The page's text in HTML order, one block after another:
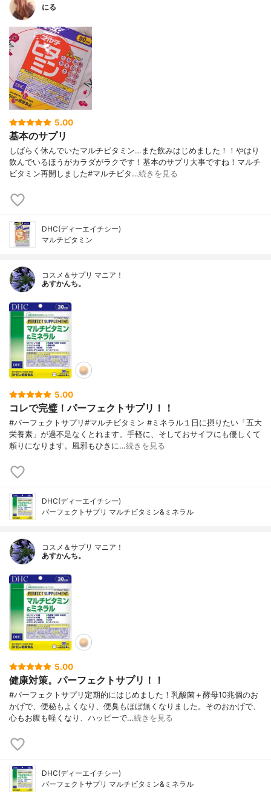
にる
5.00
基本のサプリ
しばらく休んでいたマルチビタミン…また飲みはじめました！！やはり
飲んでいるほうがカラダがラクです！基本のサプリ大事ですね！マルチ
ビタミン再開しました#マルチビタ…続きを見る
DHC(ディーエイチシー)
マルチビタミン
コスメ＆サプリ マニア！
あすかんち。
5.00
コレで完璧！パーフェクトサプリ！！
#パーフェクトサプリ#マルチビタミン #ミネラル１日に摂りたい「五大
栄養素」が過不足なくとれます。手軽に、そしておサイフにも優しくて
頼りになります。風邪もひきに…続きを見る
DHC(ディーエイチシー)
パーフェクトサプリ マルチビタミン&ミネラル
コスメ＆サプリ マニア！
あすかんち。
5.00
健康対策。パーフェクトサプリ！！
#パーフェクトサプリ定期的にはじめました！乳酸菌＋酵母10兆個のお
かげで、便秘もよくなり、便臭もほぼ無くなりました。そのおかげで、
心もお腹も軽くなり、ハッピーで…続きを見る
DHC(ディーエイチシー)
パーフェクトサプリ マルチビタミン&ミネラル